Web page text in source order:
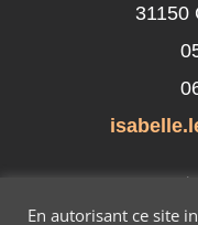
31150
En autorisant ce site